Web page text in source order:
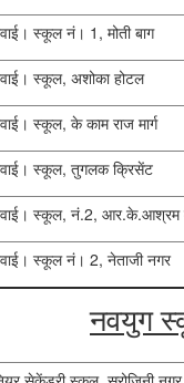
स्कूल नं। 1, मोती बाग
स्कूल, अशोका होटल
स्कूल, के काम राज मार्ग
स्कूल, तुगलक क्रिसेंट
स्कूल, नं.2, आर.के.आश्रम
स्कूल नं। 2, नेताजी नगर
नवयुग